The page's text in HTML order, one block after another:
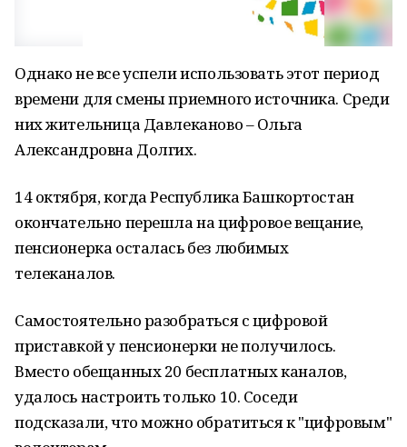
Однако не все успели использовать этот период
времени для смены приемного источника. Среди
них жительница Давлеканово – Ольга
Александровна Долгих.
14 октября, когда Республика Башкортостан
окончательно перешла на цифровое вещание,
пенсионерка осталась без любимых
телеканалов.
Самостоятельно разобраться с цифровой
приставкой у пенсионерки не получилось.
Вместо обещанных 20 бесплатных каналов,
удалось настроить только 10. Соседи
подсказали, что можно обратиться к "цифровым"